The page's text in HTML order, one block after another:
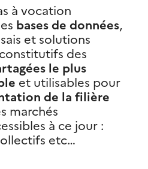
à vocation
bases de données
et solutions
des
le plus
et utilisables pour
de la filière
marchés
à ce jour :
etc…